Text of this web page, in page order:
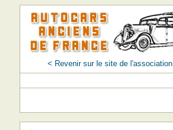
< Revenir sur le site de l'association